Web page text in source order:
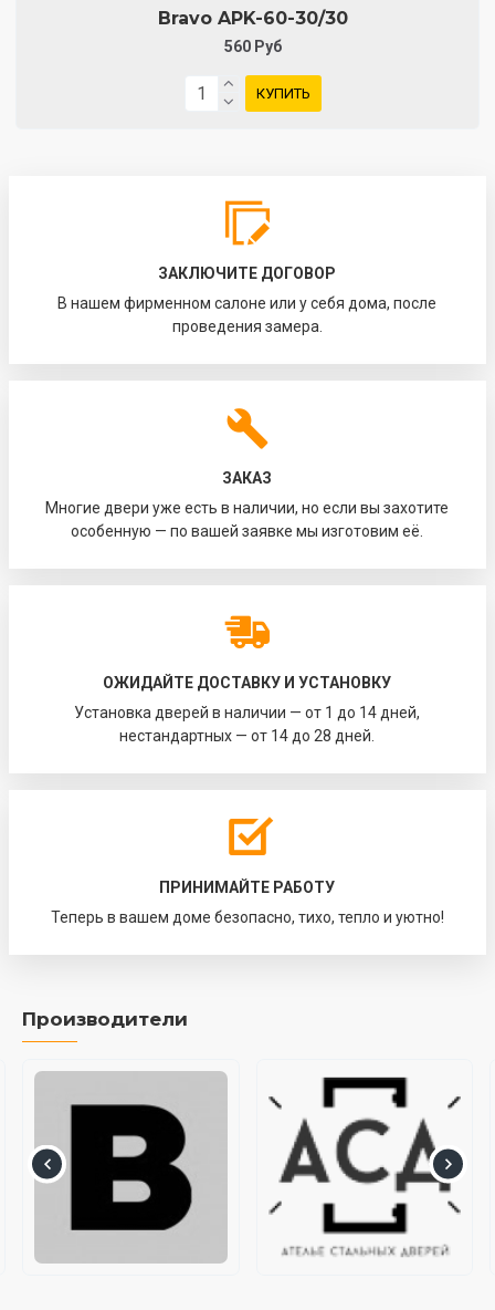
Bravo AРK-60-30/30
560 Руб
КУПИТЬ
ЗАКЛЮЧИТЕ ДОГОВОР
В нашем фирменном салоне или у себя дома, после
проведения замера.
ЗАКАЗ
Многие двери уже есть в наличии, но если вы захотите
особенную — по вашей заявке мы изготовим её.
ОЖИДАЙТЕ ДОСТАВКУ И УСТАНОВКУ
Установка дверей в наличии — от 1 до 14 дней,
нестандартных — от 14 до 28 дней.
ПРИНИМАЙТЕ РАБОТУ
Теперь в вашем доме безопасно, тихо, тепло и уютно!
Производители